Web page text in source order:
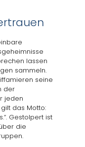
lassen
sammeln.
seine
der
jeden
das Motto:
Gestolpert ist
die